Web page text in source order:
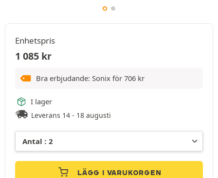
Enhetspris
1 085 kr
Bra erbjudande: Sonix för 706 kr
I lager
Leverans 14 - 18 augusti
LÄGG I VARUKORGEN